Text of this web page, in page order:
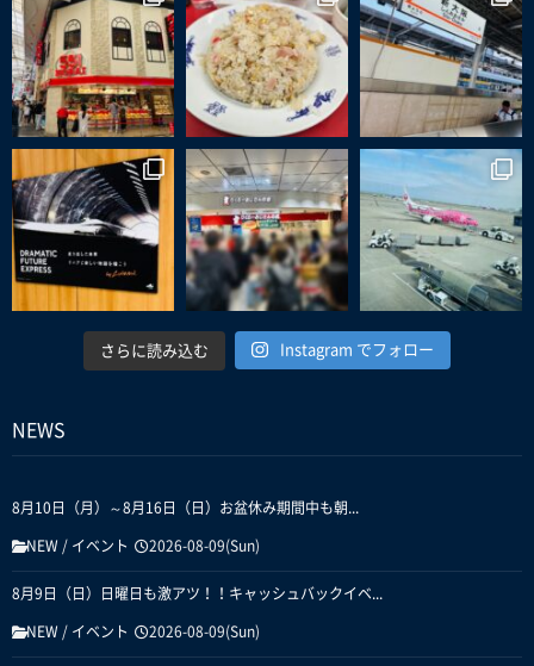
さらに読み込む Instagram でフォロー
NEWS
8月10日（月）～8月16日（日）お盆休み期間中も朝...
NEW / イベント 2026-08-09(Sun)
8月9日（日）日曜日も激アツ！！キャッシュバックイベ...
NEW / イベント 2026-08-09(Sun)